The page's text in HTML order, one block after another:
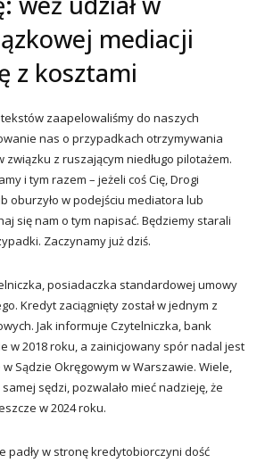
mediacji
z kosztami
zaapelowaliśmy do naszych
nas o przypadkach otrzymywania
z ruszającym niedługo pilotażem.
i tym razem – jeżeli coś Cię, Drogi
oburzyło w podejściu mediatora lub
się nam o tym napisać. Będziemy starali
Zaczynamy już dziś.
posiadaczka standardowej umowy
Kredyt zaciągnięty został w jednym z
Jak informuje Czytelniczka, bank
w 2018 roku, a zainicjowany spór nadal jest
Sądzie Okręgowym w Warszawie. Wiele,
sędzi, pozwalało mieć nadzieję, że
w 2024 roku.
padły w stronę kredytobiorczyni dość